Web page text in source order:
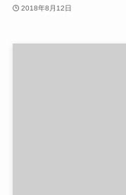
2018年8月12日